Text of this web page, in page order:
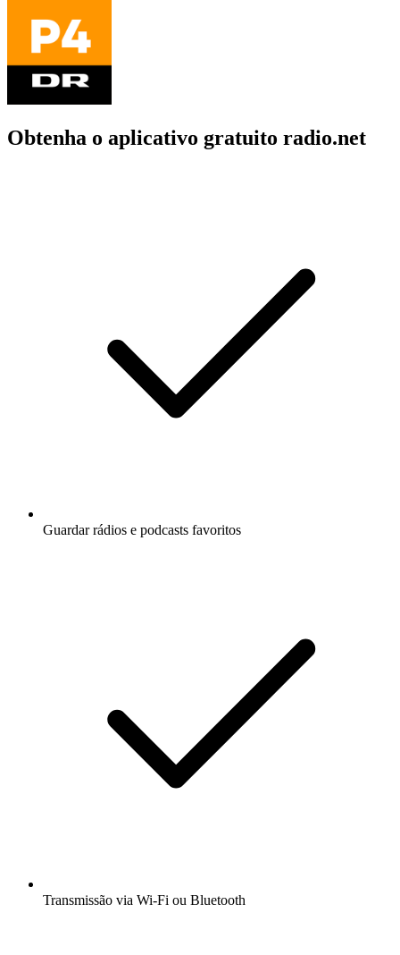
Obtenha o aplicativo gratuito radio.net
Guardar rádios e podcasts favoritos
Transmissão via Wi-Fi ou Bluetooth